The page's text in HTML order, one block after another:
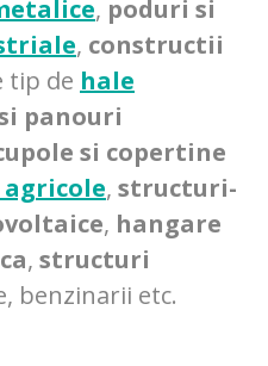
, poduri si
, constructii
tip de hale
panouri
si copertine
agricole, structuri-
, hangare
, structuri
benzinarii etc.